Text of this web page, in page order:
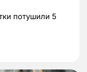
потушили 5